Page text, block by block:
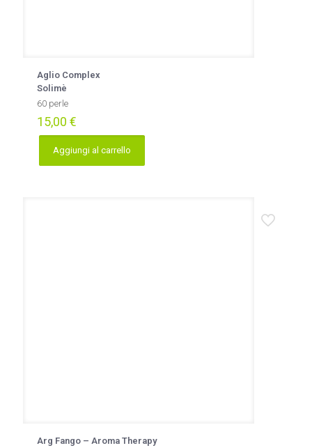
Aglio Complex
Solimè
60 perle
15,00 €
Aggiungi al carrello
Arg Fango – Aroma Therapy